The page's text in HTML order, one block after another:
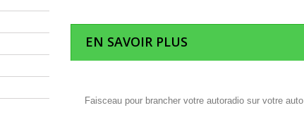
EN SAVOIR PLUS
Faisceau pour brancher votre autoradio sur votre auto